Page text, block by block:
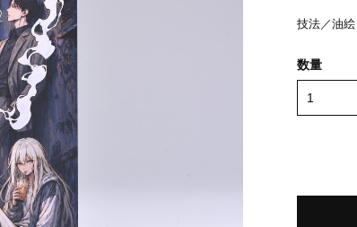
技法／油
数量